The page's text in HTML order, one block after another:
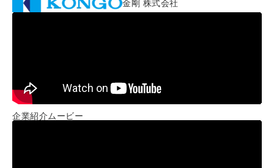
金剛 株式会社
企業紹介ムービー